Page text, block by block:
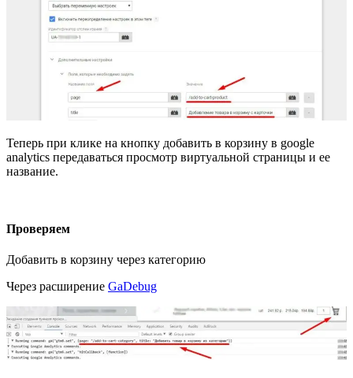
Теперь при клике на кнопку добавить в корзину в google
analytics передаваться просмотр виртуальной страницы и ее
название.
Проверяем
Добавить в корзину через категорию
Через расширение GaDebug